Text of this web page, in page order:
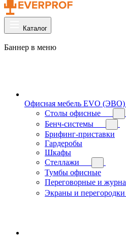
Каталог
Баннер в меню
Офисная мебель EVO (ЭВО)
Cтолы офисные
Бенч-системы
Брифинг-приставки
Гардеробы
Шкафы
Стеллажи
Тумбы офисные
Переговорные и
Экраны и перегородки